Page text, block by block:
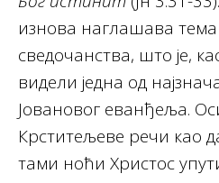
изнова наглашава тема
сведочанства, што је,
видели једна од
Јовановог еванђеља.
Крститељеве речи као
тами ноћи Христос